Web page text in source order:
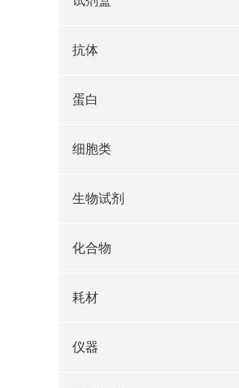
抗体
蛋白
细胞类
生物试剂
化合物
耗材
仪器